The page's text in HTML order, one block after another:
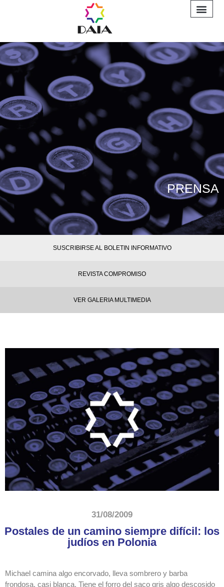
PRENSA
SUSCRIBIRSE AL BOLETIN INFORMATIVO
REVISTA COMPROMISO
VER GALERIA MULTIMEDIA
31/08/2009
Postales de un camino siempre difícil: los
judíos en Polonia
Michael camina algo encorvado, lleva sombrero y barba
frondosa, casi blanca. Tiene el forro del saco gris algo descosido